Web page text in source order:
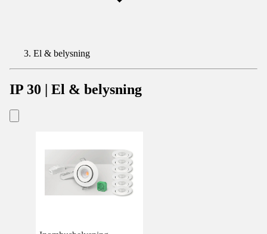
El & belysning
IP 30 | El & belysning